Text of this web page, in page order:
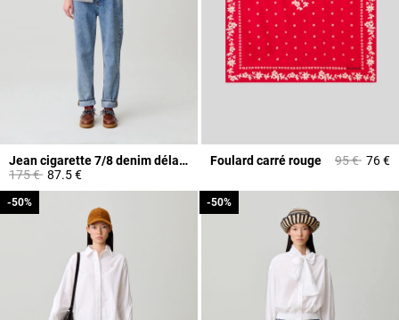
Jean cigarette 7/8 denim délavé
Prix réduit à partir de
175 €à87.5 €
Foulard carré rouge Prix réduit
95 €à76 €
-50%
-50% -50%
-50%